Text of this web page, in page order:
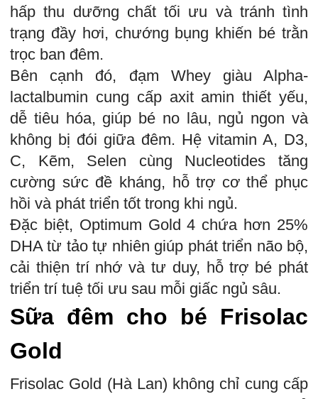
hấp thu dưỡng chất tối ưu và tránh tình
trạng đầy hơi, chướng bụng khiến bé trằn
trọc ban đêm.
Bên cạnh đó, đạm Whey giàu Alpha-
lactalbumin cung cấp axit amin thiết yếu,
dễ tiêu hóa, giúp bé no lâu, ngủ ngon và
không bị đói giữa đêm. Hệ vitamin A, D3,
C, Kẽm, Selen cùng Nucleotides tăng
cường sức đề kháng, hỗ trợ cơ thể phục
hồi và phát triển tốt trong khi ngủ.
Đặc biệt, Optimum Gold 4 chứa hơn 25%
DHA từ tảo tự nhiên giúp phát triển não bộ,
cải thiện trí nhớ và tư duy, hỗ trợ bé phát
triển trí tuệ tối ưu sau mỗi giấc ngủ sâu.
Sữa đêm cho bé Frisolac
Gold
Frisolac Gold (Hà Lan) không chỉ cung cấp